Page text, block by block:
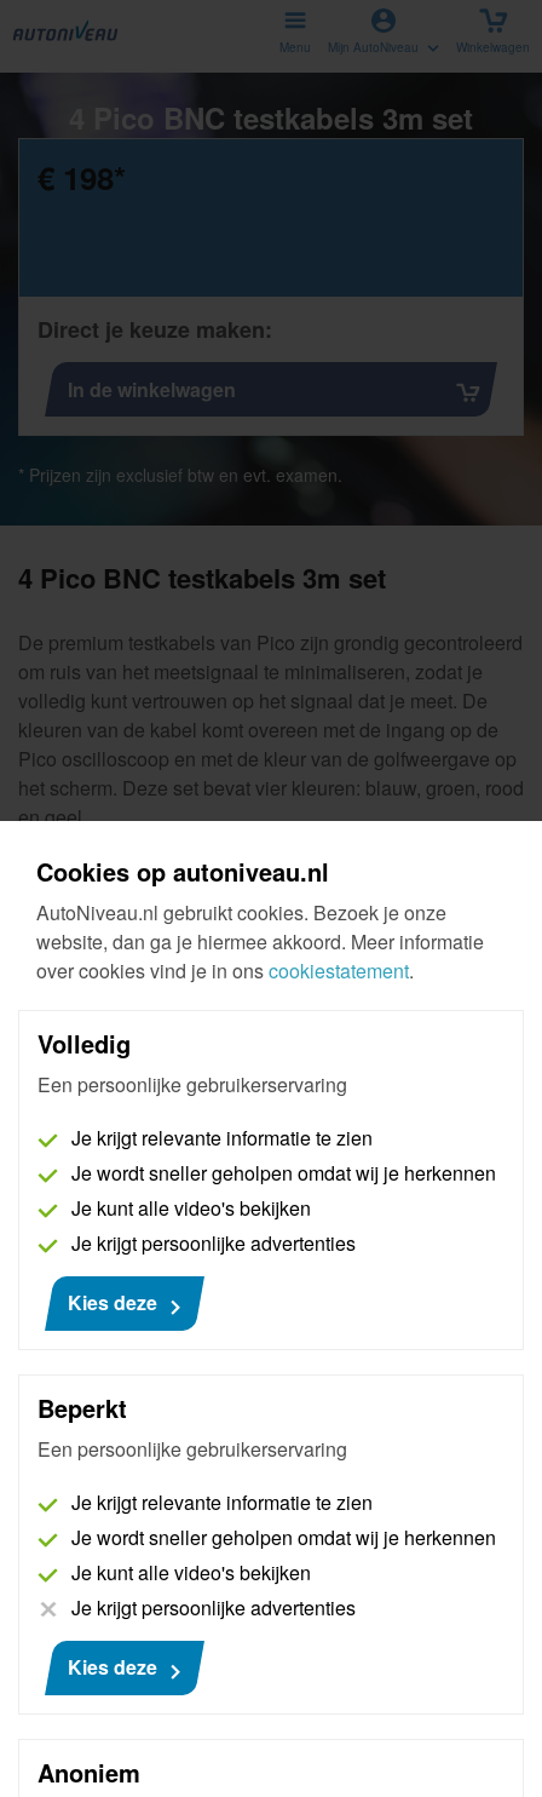
Cookies op autoniveau.nl
AutoNiveau.nl gebruikt cookies. Bezoek je onze
website, dan ga je hiermee akkoord. Meer informatie
over cookies vind je in onscookiestatement.
Volledig
Een persoonlijke gebruikerservaring
Je krijgt relevante informatie te zien
Je wordt sneller geholpen omdat wij je herkennen
Je kunt alle video's bekijken
Je krijgt persoonlijke advertenties
Kies deze
Beperkt
Een persoonlijke gebruikerservaring
Je krijgt relevante informatie te zien
Je wordt sneller geholpen omdat wij je herkennen
Je kunt alle video's bekijken
Je krijgt persoonlijke advertenties
Kies deze
Anoniem
Menu Mijn AutoNiveau Winkelwagen
4 Pico BNC testkabels 3m set
€ 198*
Direct je keuze maken:
In de winkelwagen
* Prijzen zijn exclusief btw en evt. examen.
4 Pico BNC testkabels 3m set
De premium testkabels van Pico zijn grondig gecontroleerd
om ruis van het meetsignaal te minimaliseren, zodat je
volledig kunt vertrouwen op het signaal dat je meet. De
kleuren van de kabel komt overeen met de ingang op de
Pico oscilloscoop en met de kleur van de golfweergave op
het scherm. Deze set bevat vier kleuren: blauw, groen, rood
en geel.
Eigenschappen
Kabellengte is 3 meter
Kleurcodes: 1x blauw, 1x groen, 1x rood, 1x geel
Geïsoleerde BNC plug voor Scope verbinding
Omhulde 4 mm pluggen
Prijs
Subtotaal
btw (21%)
€ 43,88
Totaal (incl.btw)